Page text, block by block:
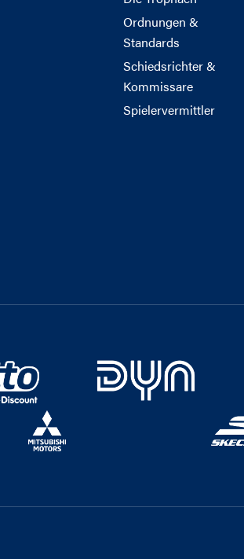
Ordnungen &
Standards
Schiedsrichter &
Kommissare
Spielervermittler